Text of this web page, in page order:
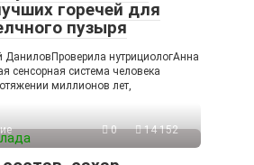
горечей для
пузыря
ДаниловПроверила нутрициологАнна
сенсорная система человека
миллионов лет,
0 14 152